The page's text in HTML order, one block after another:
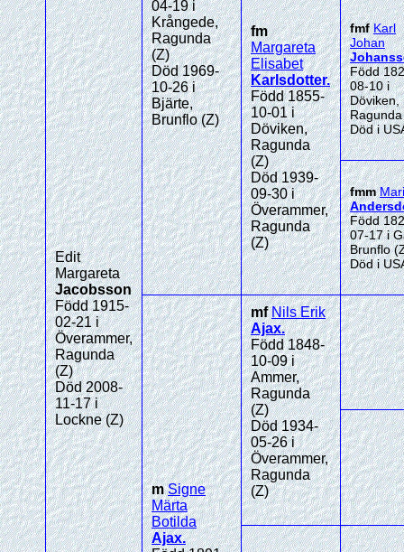
Edit
Margareta
Jacobsson
Född 1915-
02-21 i
Överammer,
Ragunda
(Z)
Död 2008-
11-17 i
Lockne (Z)
04-19 i
Krångede,
Ragunda
(Z)
Död 1969-
10-26 i
Bjärte,
Brunflo (Z)
fm
Margareta
Elisabet
Karlsdotter.
Född 1855-
10-01 i
Döviken,
Ragunda
(Z)
Död 1939-
09-30 i
Överammer,
Ragunda
(Z)
fmfKarl
Johan
Född
08-10 i
Döviken,
Död i
fmm
Född
07-17 i
Brunflo
Död i
mSigne
Märta
Botilda
Ajax.
mfNils Erik
Ajax.
Född 1848-
10-09 i
Ammer,
Ragunda
(Z)
Död 1934-
05-26 i
Överammer,
Ragunda
(Z)